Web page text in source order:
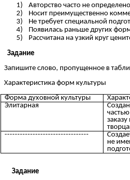
Авторство часто не определено
Носит преимущественно
Не требует специальной
Появилась раньше других
Рассчитана на узкий круг
Задание
Запишите слово, пропущенное в
Характеристика форм культуры
Форма духовной культуры
Элитарная
---------------------------------
не
Задание